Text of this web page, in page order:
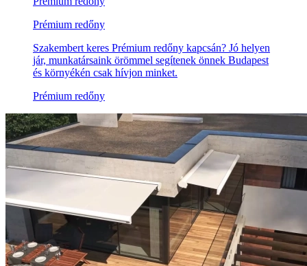
Prémium redőny
Szakembert keres Prémium redőny kapcsán? Jó helyen
jár, munkatársaink örömmel segítenek önnek Budapest
és környékén csak hívjon minket.
Prémium redőny